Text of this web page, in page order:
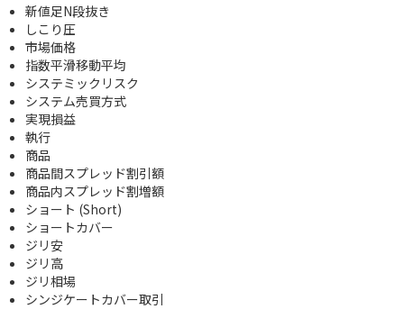
新値足N段抜き
しこり圧
市場価格
指数平滑移動平均
システミックリスク
システム売買方式
実現損益
執行
商品
商品間スプレッド割引額
商品内スプレッド割増額
ショート (Short)
ショートカバー
ジリ安
ジリ高
ジリ相場
シンジケートカバー取引